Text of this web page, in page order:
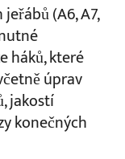
(A6, A7,
háků, které
úprav
jakostí
konečných